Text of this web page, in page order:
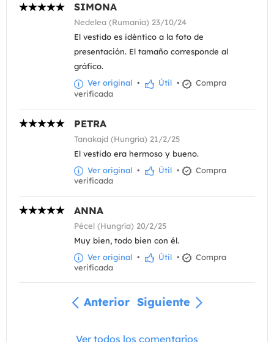
SIMONA
Nedelea (Rumanía) 23/10/24
El vestido es idéntico a la foto de
presentación. El tamaño corresponde al
gráfico.
Ver original • Útil •
Compra
verificada
PETRA
Tanakajd (Hungría) 21/2/25
El vestido era hermoso y bueno.
Ver original • Útil •
Compra
verificada
ANNA
Pécel (Hungría) 20/2/25
Muy bien, todo bien con él.
Ver original • Útil •
Compra
verificada
Anterior Siguiente
Ver todos los comentarios